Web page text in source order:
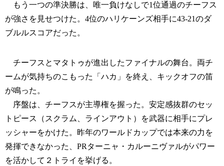
もう一つの準決勝は、唯一負けなしで1位通過のチーフス
が強さを見せつけた。4位のハリケーンズ相手に43-21のダ
ブルルスコアだった。
チーフスとマタトゥが進出したファイナルの舞台。両チ
ームが気持ちのこもった「ハカ」を終え、キックオフの笛
が鳴った。
序盤は、チーフスが主導権を握った。安定感抜群のセッ
トピース（スクラム、ラインアウト）を武器に相手にプレ
ッシャーをかけた。昨年のワールドカップでは本来の力を
発揮できなかった、PRターニャ・カルーニヴァルがパワー
を活かして２トライを挙げる。